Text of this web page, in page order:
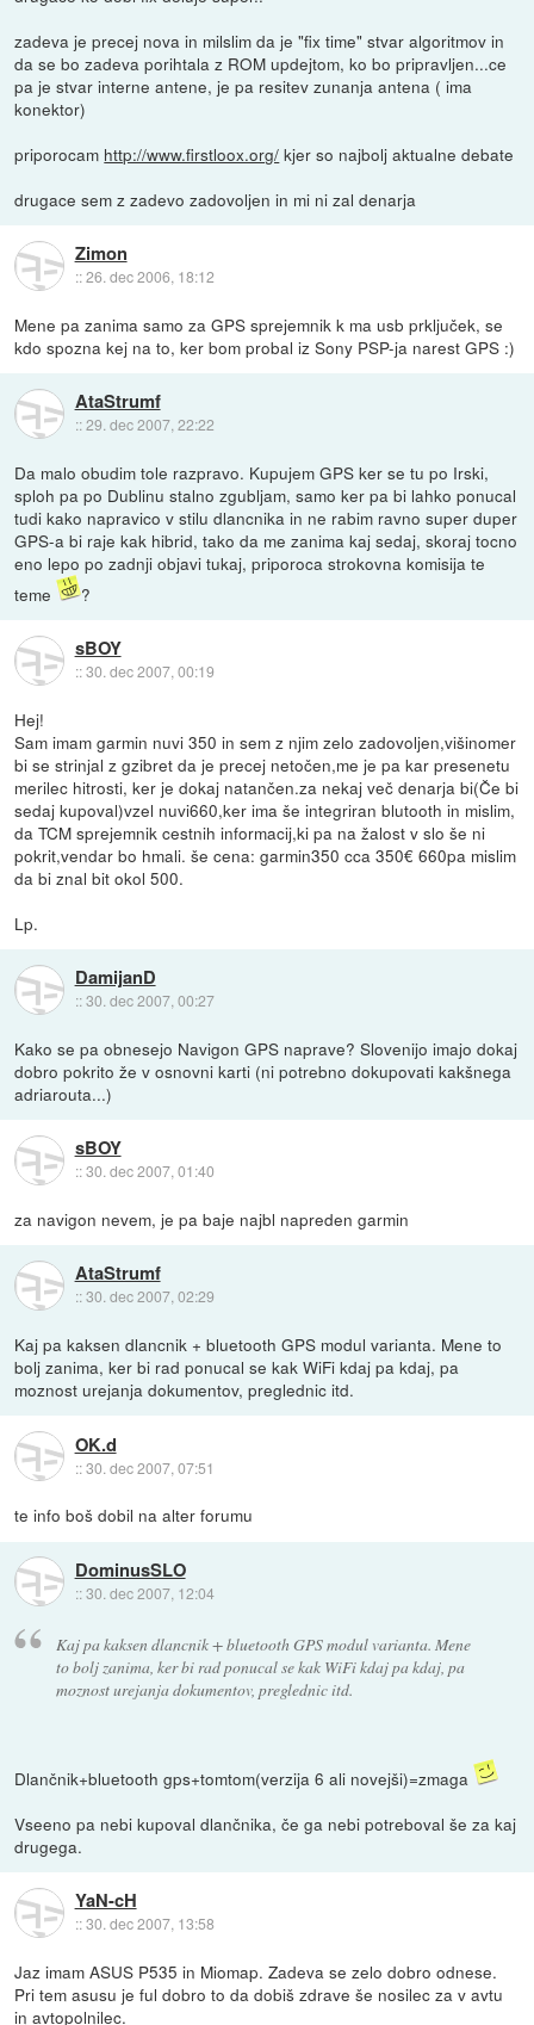
zadeva je precej nova in milslim da je "fix time" stvar algoritmov in
da se bo zadeva porihtala z ROM updejtom, ko bo pripravljen...ce
pa je stvar interne antene, je pa resitev zunanja antena ( ima
konektor)
priporocam http://www.firstloox.org/ kjer so najbolj aktualne debate
drugace sem z zadevo zadovoljen in mi ni zal denarja
Zimon
::26. dec 2006, 18:12
Mene pa zanima samo za GPS sprejemnik k ma usb prključek, se
kdo spozna kej na to, ker bom probal iz Sony PSP-ja narest GPS :)
AtaStrumf
::29. dec 2007, 22:22
Da malo obudim tole razpravo. Kupujem GPS ker se tu po Irski,
sploh pa po Dublinu stalno zgubljam, samo ker pa bi lahko ponucal
tudi kako napravico v stilu dlancnika in ne rabim ravno super duper
GPS-a bi raje kak hibrid, tako da me zanima kaj sedaj, skoraj tocno
eno lepo po zadnji objavi tukaj, priporoca strokovna komisija te
teme
?
sBOY
::30. dec 2007, 00:19
Hej!
Sam imam garmin nuvi 350 in sem z njim zelo zadovoljen,višinomer
bi se strinjal z gzibret da je precej netočen,me je pa kar presenetu
merilec hitrosti, ker je dokaj natančen.za nekaj več denarja bi(Če bi
sedaj kupoval)vzel nuvi660,ker ima še integriran blutooth in mislim,
da TCM sprejemnik cestnih informacij,ki pa na žalost v slo še ni
pokrit,vendar bo hmali. še cena: garmin350 cca 350€ 660pa mislim
da bi znal bit okol 500.
Lp.
DamijanD
::30. dec 2007, 00:27
Kako se pa obnesejo Navigon GPS naprave? Slovenijo imajo dokaj
dobro pokrito že v osnovni karti (ni potrebno dokupovati kakšnega
adriarouta...)
sBOY
::30. dec 2007, 01:40
za navigon nevem, je pa baje najbl napreden garmin
AtaStrumf
::30. dec 2007, 02:29
Kaj pa kaksen dlancnik + bluetooth GPS modul varianta. Mene to
bolj zanima, ker bi rad ponucal se kak WiFi kdaj pa kdaj, pa
moznost urejanja dokumentov, preglednic itd.
OK.d
::30. dec 2007, 07:51
te info boš dobil na alter forumu
DominusSLO
::30. dec 2007, 12:04
Kaj pa kaksen dlancnik + bluetooth GPS modul varianta. Mene
to bolj zanima, ker bi rad ponucal se kak WiFi kdaj pa kdaj, pa
moznost urejanja dokumentov, preglednic itd.
Dlančnik+bluetooth gps+tomtom(verzija 6 ali novejši)=zmaga
Vseeno pa nebi kupoval dlančnika, če ga nebi potreboval še za kaj
drugega.
YaN-cH
::30. dec 2007, 13:58
Jaz imam ASUS P535 in Miomap. Zadeva se zelo dobro odnese.
Pri tem asusu je ful dobro to da dobiš zdrave še nosilec za v avtu
in avtopolnilec.